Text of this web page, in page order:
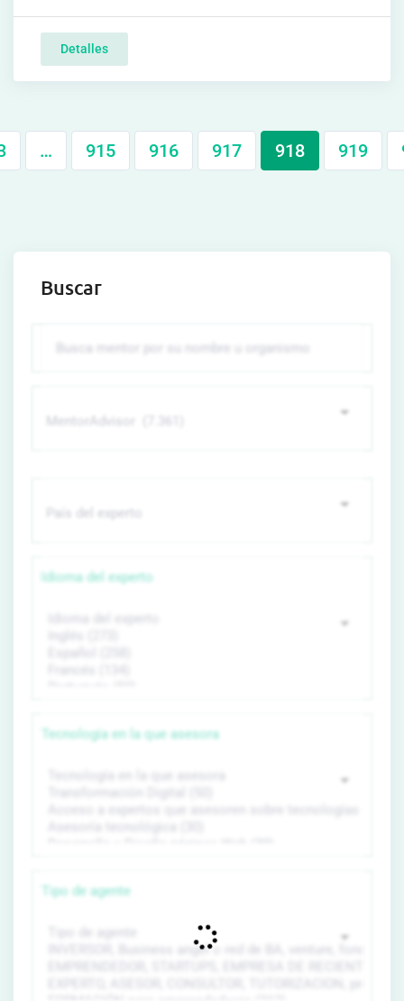
Detalles
… 915 916 917 918 919
Buscar
Idioma del experto
Tecnología en la que asesora
Tipo de agente